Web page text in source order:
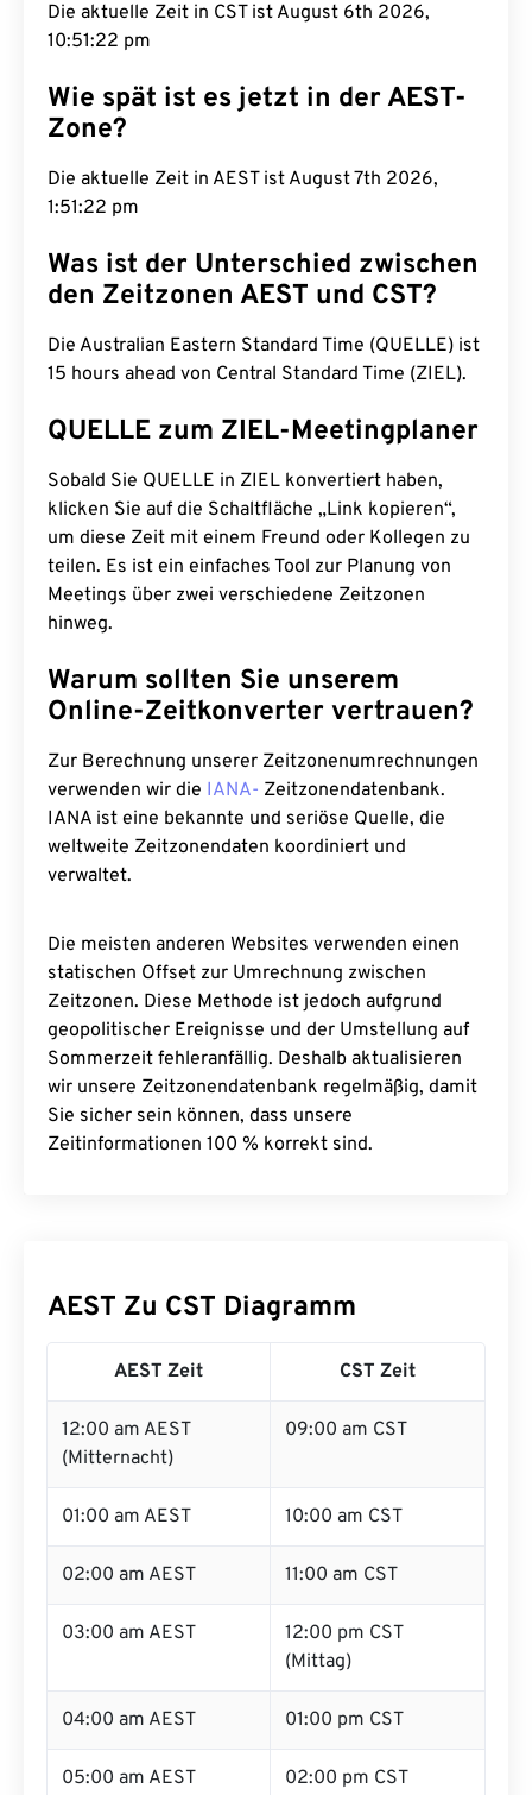
Die aktuelle Zeit in CST ist August 6th 2026,
10:51:23 pm
Wie spät ist es jetzt in der AEST-
Zone?
Die aktuelle Zeit in AEST ist August 7th 2026,
1:51:23 pm
Was ist der Unterschied zwischen
den Zeitzonen AEST und CST?
Die Australian Eastern Standard Time (QUELLE) ist
15 hours ahead von Central Standard Time (ZIEL).
QUELLE zum ZIEL-Meetingplaner
Sobald Sie QUELLE in ZIEL konvertiert haben,
klicken Sie auf die Schaltfläche „Link kopieren“,
um diese Zeit mit einem Freund oder Kollegen zu
teilen. Es ist ein einfaches Tool zur Planung von
Meetings über zwei verschiedene Zeitzonen
hinweg.
Warum sollten Sie unserem
Online-Zeitkonverter vertrauen?
Zur Berechnung unserer Zeitzonenumrechnungen
verwenden wir die IANA- Zeitzonendatenbank.
IANA ist eine bekannte und seriöse Quelle, die
weltweite Zeitzonendaten koordiniert und
verwaltet.
Die meisten anderen Websites verwenden einen
statischen Offset zur Umrechnung zwischen
Zeitzonen. Diese Methode ist jedoch aufgrund
geopolitischer Ereignisse und der Umstellung auf
Sommerzeit fehleranfällig. Deshalb aktualisieren
wir unsere Zeitzonendatenbank regelmäßig, damit
Sie sicher sein können, dass unsere
Zeitinformationen 100 % korrekt sind.
AEST Zu CST Diagramm
AEST Zeit CST Zeit
12:00 am AEST
(Mitternacht)
09:00 am CST
01:00 am AEST 10:00 am CST
02:00 am AEST 11:00 am CST
03:00 am AEST
12:00 pm CST
(Mittag)
04:00 am AEST 01:00 pm CST
05:00 am AEST 02:00 pm CST